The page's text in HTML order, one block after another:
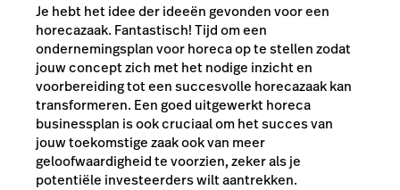
Je hebt het idee der ideeën gevonden voor een
horecazaak. Fantastisch! Tijd om een
ondernemingsplan voor horeca op te stellen zodat
jouw concept zich met het nodige inzicht en
voorbereiding tot een succesvolle horecazaak kan
transformeren. Een goed uitgewerkt horeca
businessplan is ook cruciaal om het succes van
jouw toekomstige zaak ook van meer
geloofwaardigheid te voorzien, zeker als je
potentiële investeerders wilt aantrekken.